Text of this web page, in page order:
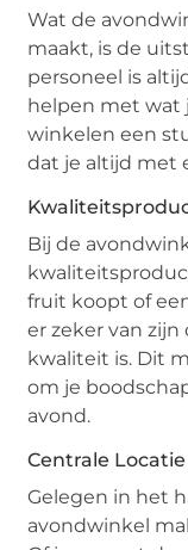
Wat de
maakt, is de
personeel is
helpen met wat
winkelen een
dat je altijd met
Bij de
fruit koopt of
er zeker van zijn
kwaliteit is. Dit
om je
avond.
Centrale Locatie
Gelegen in het
avondwinkel